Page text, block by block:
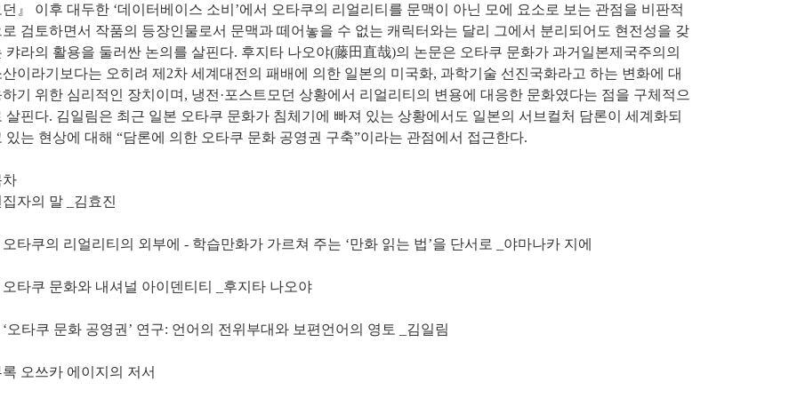
던』 이후 대두한 ‘데이터베이스 소비’에서 오타쿠의 리얼리티를 문맥이 아닌 모에 요소로 보는 관점을 비판적
로 검토하면서 작품의 등장인물로서 문맥과 떼어놓을 수 없는 캐릭터와는 달리 그에서 분리되어도 현전성을 갖
캬라의 활용을 둘러싼 논의를 살핀다. 후지타 나오야(藤田直哉)의 논문은 오타쿠 문화가 과거일본제국주의의
산이라기보다는 오히려 제2차 세계대전의 패배에 의한 일본의 미국화, 과학기술 선진국화라고 하는 변화에 대
하기 위한 심리적인 장치이며, 냉전·포스트모던 상황에서 리얼리티의 변용에 대응한 문화였다는 점을 구체적으
살핀다. 김일림은 최근 일본 오타쿠 문화가 침체기에 빠져 있는 상황에서도 일본의 서브컬처 담론이 세계화되
있는 현상에 대해 “담론에 의한 오타쿠 문화 공영권 구축”이라는 관점에서 접근한다.
차
집자의 말 _김효진
오타쿠의 리얼리티의 외부에 - 학습만화가 가르쳐 주는 ‘만화 읽는 법’을 단서로 _야마나카 지에
오타쿠 문화와 내셔널 아이덴티티 _후지타 나오야
‘오타쿠 문화 공영권’ 연구: 언어의 전위부대와 보편언어의 영토 _김일림
록 오쓰카 에이지의 저서